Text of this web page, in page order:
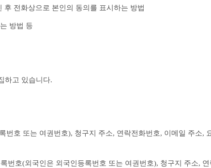
전화상으로 본인의 동의를 표시하는 방법
방법 등
하고 있습니다.
호 또는 여권번호), 청구지 주소, 연락전화번호, 이메일 주소,
번호(외국인은 외국인등록번호 또는 여권번호), 청구지 주소,